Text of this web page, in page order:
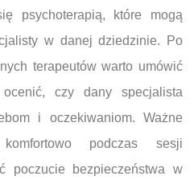
psychoterapią, które mogą
w danej dziedzinie. Po
terapeutów warto umówić
czy dany specjalista
i oczekiwaniom. Ważne
podczas sesji
poczucie bezpieczeństwa w